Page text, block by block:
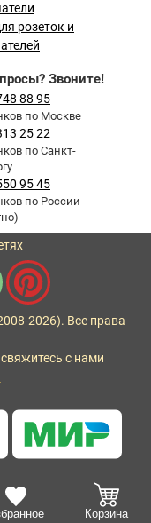
Корзина
розеток и
Звоните!
88 95
по Москве
25 22
по Санкт-
95 45
по России
2026). Все права
с нами